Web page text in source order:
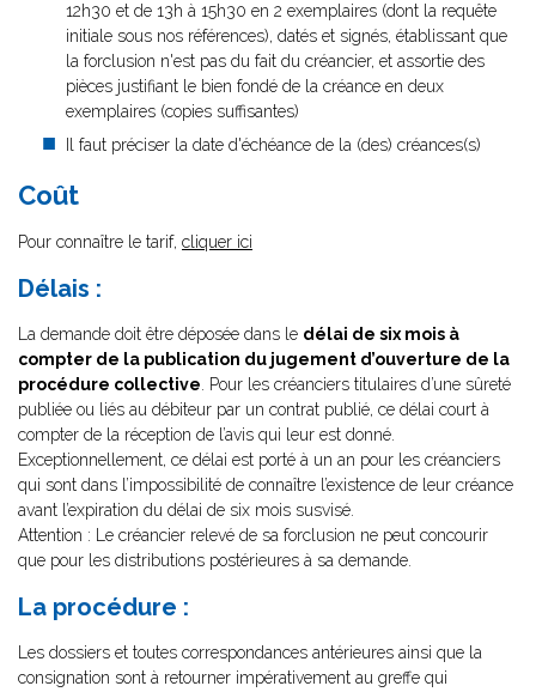
12h30 et de 13h à 15h30 en 2 exemplaires (dont la requête
initiale sous nos références), datés et signés, établissant que
la forclusion n'est pas du fait du créancier, et assortie des
pièces justifiant le bien fondé de la créance en deux
exemplaires (copies suffisantes)
Il faut préciser la date d'échéance de la (des) créances(s)
Coût
Pour connaître le tarif, cliquer ici
Délais :
La demande doit être déposée dans le délai de six mois à
compter de la publication du jugement d’ouverture de la
procédure collective . Pour les créanciers titulaires d’une sûreté
publiée ou liés au débiteur par un contrat publié, ce délai court à
compter de la réception de l’avis qui leur est donné.
Exceptionnellement, ce délai est porté à un an pour les créanciers
qui sont dans l’impossibilité de connaître l’existence de leur créance
avant l’expiration du délai de six mois susvisé.
Attention : Le créancier relevé de sa forclusion ne peut concourir
que pour les distributions postérieures à sa demande.
La procédure :
Les dossiers et toutes correspondances antérieures ainsi que la
consignation sont à retourner impérativement au greffe qui